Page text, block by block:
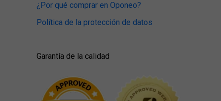
¿Por qué comprar en Oponeo?
Política de la protección de datos
Garantía de la calidad